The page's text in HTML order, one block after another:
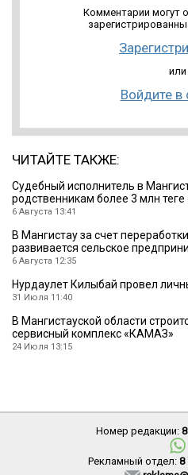
Комментарии могут
или
Войдите в
ЧИТАЙТЕ ТАКЖЕ:
Судебный исполнитель в
родственникам более 3 млн
6 Августа 13:41
В Мангистау за счет
развивается сельское
6 Августа 12:35
Нурдаулет Килыбай провел
31 Июля 11:40
В Мангистауской области
сервисный комплекс «КАМАЗ»
24 Июля 13:15
Номер редакции:
Рекламный отдел: 8